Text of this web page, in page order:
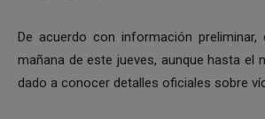
De acuerdo con información
mañana de este jueves, aunque hasta el
dado a conocer detalles oficiales sobre